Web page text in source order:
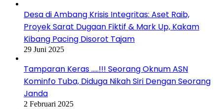
Desa di Ambang Krisis Integritas: Aset Raib,
Proyek Sarat Dugaan Fiktif & Mark Up, Kakam
Kibang Pacing Disorot Tajam
29 Juni 2025
Tamparan Keras …..!!! Seorang Oknum ASN
Kominfo Tuba, Diduga Nikah Siri Dengan Seorang
Janda
2 Februari 2025